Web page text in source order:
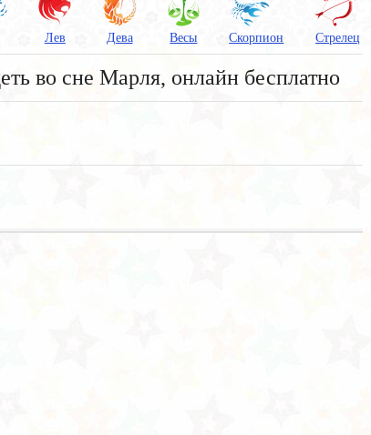
Лев Дева Весы Скорпион Стрелец
во сне Марля, онлайн бесплатно